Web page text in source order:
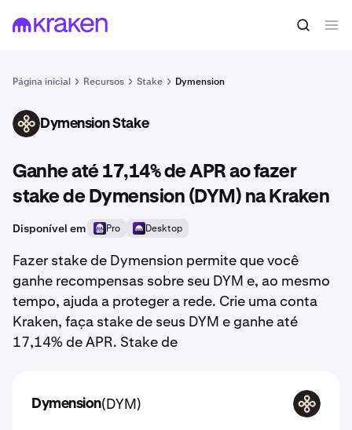
Página inicial Recursos Stake Dymension
DYM Dymension Stake
Ganhe até 17,14% de APR ao fazer
stake de Dymension (DYM) na Kraken
Disponível em Pro Desktop
Fazer stake de Dymension permite que você
ganhe recompensas sobre seu DYM e, ao mesmo
tempo, ajuda a proteger a rede. Crie uma conta
Kraken, faça stake de seus DYM e ganhe até
17,14% de APR. Stake de
Dymension(DYM) DYM